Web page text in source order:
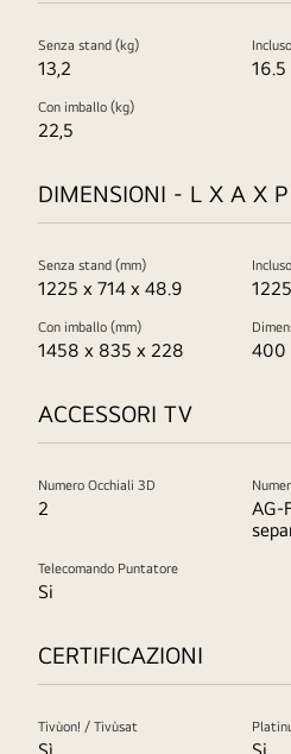
Senza stand (kg)
13,2 16.5
Con imballo (kg)
22,5
DIMENSIONI - L X A X P
Senza stand (mm)
1225 x 714 x 48.9
Con imballo (mm)
1458 x 835 x 228 400
ACCESSORI TV
Numero Occhiali 3D
2
AG-
Telecomando Puntatore
Si
CERTIFICAZIONI
Tivùon! / Tivùsat
Sì Si